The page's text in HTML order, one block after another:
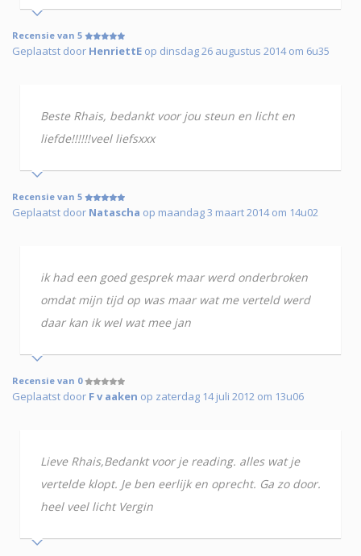
Recensie van 5
Geplaatst door HenriettE op dinsdag 26 augustus 2014 om 6u35
Beste Rhais, bedankt voor jou steun en licht en
liefde!!!!!!veel liefsxxx
Recensie van 5
Geplaatst door Natascha op maandag 3 maart 2014 om 14u02
ik had een goed gesprek maar werd onderbroken
omdat mijn tijd op was maar wat me verteld werd
daar kan ik wel wat mee jan
Recensie van 0
Geplaatst door F v aaken op zaterdag 14 juli 2012 om 13u06
Lieve Rhais,Bedankt voor je reading. alles wat je
vertelde klopt. Je ben eerlijk en oprecht. Ga zo door.
heel veel licht Vergin